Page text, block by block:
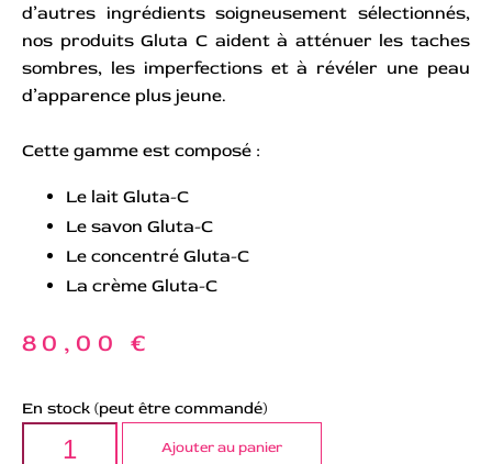
d’autres ingrédients soigneusement sélectionnés,
nos produits Gluta C aident à atténuer les taches
sombres, les imperfections et à révéler une peau
d’apparence plus jeune.
Cette gamme est composé :
Le lait Gluta-C
Le savon Gluta-C
Le concentré Gluta-C
La crème Gluta-C
80,00 €
En stock (peut être commandé)
Ajouter au panier